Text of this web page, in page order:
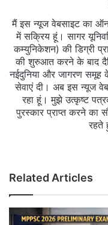
मैं इस न्यूज वेबसाइट का
में सक्रिय हूं। सागर
कम्युनिकेशन) की डिग्री
की शुरुआत करने के बाद
नईदुनिया और जागरण समूह
सेवाएं दी। अब इस न्यूज
रहा हूं। मुझे उत्कृष्ट
पुरस्कार प्राप्त करने का
रहते
Related Articles